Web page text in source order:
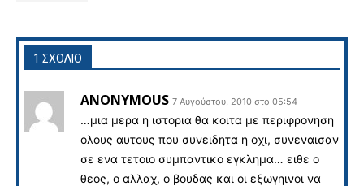
1 ΣΧΟΛΙΟ
ANONYMOUS 7 Αυγούστου, 2010 στο 05:54
…μια μερα η ιστορια θα κοιτα με περιφρονηση
ολους αυτους που συνειδητα η οχι, συνεναισαν
σε ενα τετοιο συμπαντικο εγκλημα… ειθε ο
θεος, ο αλλαχ, ο βουδας και οι εξωγηινοι να